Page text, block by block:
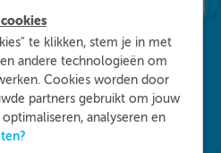
voor
te klikken, stem je in met
andere technologieën om
Cookies worden door
partners gebruikt om jouw
analyseren en